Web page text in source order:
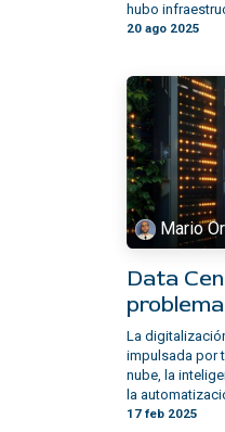
hubo
20 ago 2025
Mario
Data
La
impulsada por
nube, la
la
17 feb 2025